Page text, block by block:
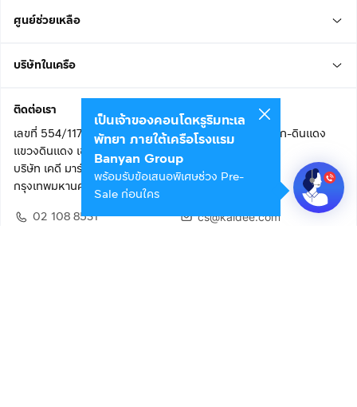
ศูนย์ช่วยเหลือ
บริษัทในเครือ
ติดต่อเรา
เลขที่ 554/117 อาคารสกายไนน์ เซ็นเตอร์ ชั้น 22 ถนนอโศก-ดินแดง
แขวงดินแดง เขตดินแดง
บริษัท เคดี มาร์เก็ตเพลส จำกัด (สำนักงานใหญ่)
กรุงเทพมหานคร 10400
02 108 8531
cs@kaidee.com
เป็นเจ้าของคอนโดหรูริมทะเล
พัทยา ภายใต้เครือโรงแรม
Banyan Group
พร้อมรับข้อเสนอพิเศษช่วง Pre-
Sale ก่อนใคร